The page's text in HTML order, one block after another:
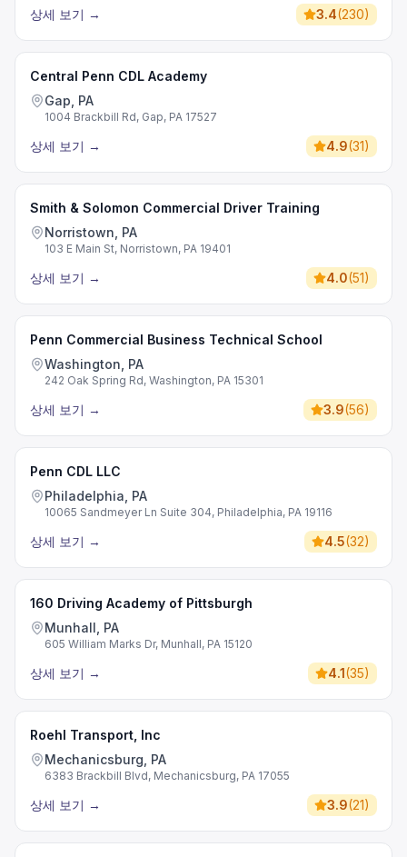
상세 보기 → 3.4(230)
Central Penn CDL Academy
Gap, PA
1004 Brackbill Rd, Gap, PA 17527
상세 보기 → 4.9(31)
Smith & Solomon Commercial Driver Training
Norristown, PA
103 E Main St, Norristown, PA 19401
상세 보기 → 4.0(51)
Penn Commercial Business Technical School
Washington, PA
242 Oak Spring Rd, Washington, PA 15301
상세 보기 → 3.9(56)
Penn CDL LLC
Philadelphia, PA
10065 Sandmeyer Ln Suite 304, Philadelphia, PA 19116
상세 보기 → 4.5(32)
160 Driving Academy of Pittsburgh
Munhall, PA
605 William Marks Dr, Munhall, PA 15120
상세 보기 → 4.1(35)
Roehl Transport, Inc
Mechanicsburg, PA
6383 Brackbill Blvd, Mechanicsburg, PA 17055
상세 보기 → 3.9(21)